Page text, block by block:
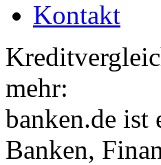
Kontakt
mehr:
banken.de ist
Banken,